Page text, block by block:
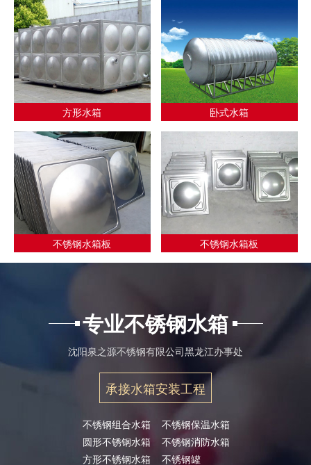
方形水箱 卧式水箱
不锈钢水箱板 不锈钢水箱板
专业不锈钢水箱
沈阳泉之源不锈钢有限公司黑龙江办事处
承接水箱安装工程
不锈钢组合水箱
圆形不锈钢水箱
方形不锈钢水箱
不锈钢保温水箱
不锈钢消防水箱
不锈钢罐